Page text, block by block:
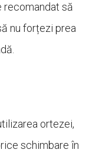
recomandat să
nu forțezi prea
ortezei,
schimbare în